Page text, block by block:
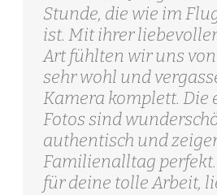
Stunde, die wie im
ist. Mit ihrer
Art fühlten wir uns
sehr wohl und
Kamera komplett. Die
Fotos sind
authentisch und
Familienalltag
für deine tolle Arbeit,